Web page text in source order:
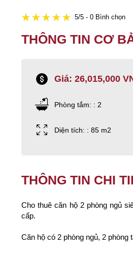
5/5 - 0 Bình chọn
THÔNG TIN CƠ
Giá: 26,015,000
Phòng tắm: : 2
Diện tích: : 85 m2
THÔNG TIN CHI
Cho thuê căn hộ 2 phòng ngủ
cấp.
Căn hộ có 2 phòng ngủ, 2